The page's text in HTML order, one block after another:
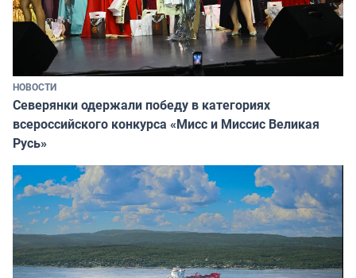
НОВОСТИ
Северянки одержали победу в категориях
всероссийского конкурса «Мисс и Миссис Великая
Русь»